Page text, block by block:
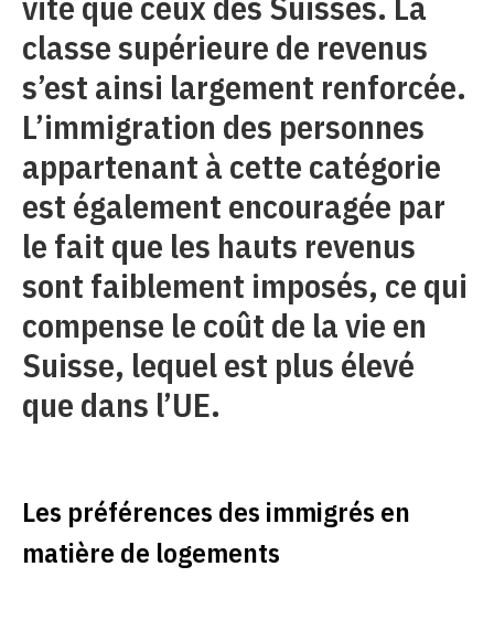
classe supérieure de revenus
s’est ainsi largement renforcée.
L’immigration des personnes
appartenant à cette catégorie
est également encouragée par
le fait que les hauts revenus
sont faiblement imposés, ce qui
compense le coût de la vie en
Suisse, lequel est plus élevé
que dans l’UE.
Les préférences des immigrés en
matière de logements